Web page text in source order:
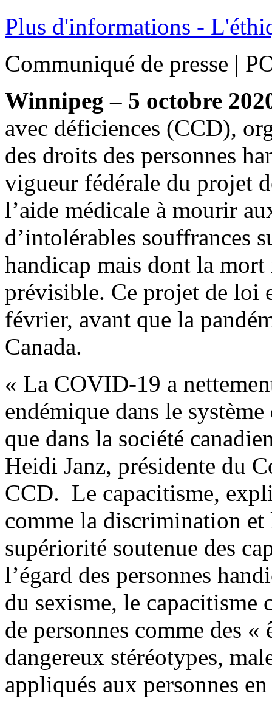
Plus d'informations -
Communiqué de presse |
Winnipeg – 5 octobre
avec déficiences (CCD),
des droits des personnes
vigueur fédérale du projet
l’aide médicale à mourir
d’intolérables souffrances
handicap mais dont la mort
prévisible. Ce projet de loi
février, avant que la
Canada.
« La COVID-19 a
endémique dans le
que dans la société
Heidi Janz, présidente du
CCD. Le capacitisme,
comme la discrimination et
supériorité soutenue des
l’égard des personnes
du sexisme, le capacitisme
de personnes comme des
dangereux stéréotypes,
appliqués aux personnes